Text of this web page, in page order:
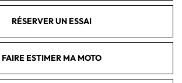
RÉSERVER UN ESSAI
FAIRE ESTIMER MA MOTO